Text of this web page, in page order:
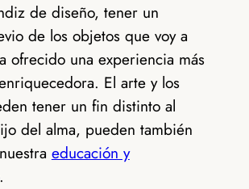
de diseño, tener un
de los objetos que voy a
ofrecido una experiencia más
El arte y los
tener un fin distinto al
del alma, pueden también
educación y